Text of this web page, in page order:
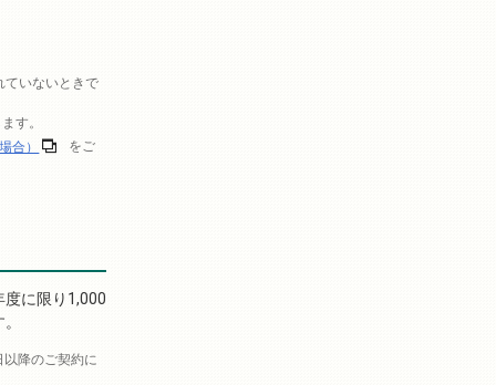
ていないときで
す。
合）
をご
度に限り1,000
降のご契約に